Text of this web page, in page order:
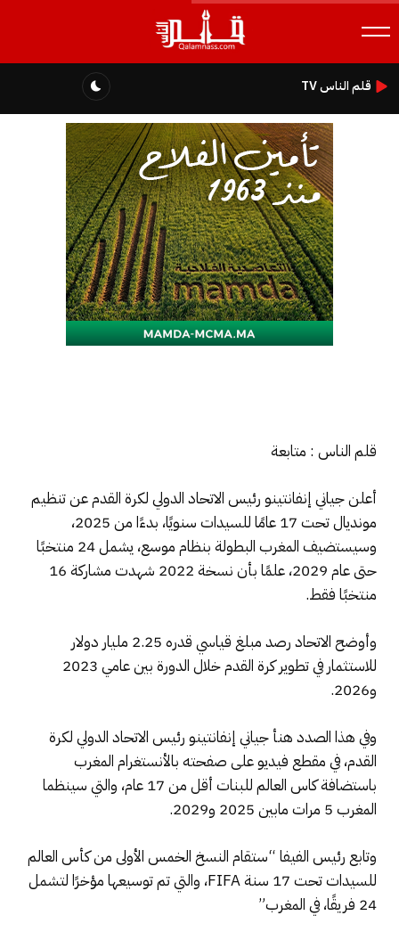
قلم الناس TV
قلم الناس : متابعة
أعلن جياني إنفانتينو رئيس الاتحاد الدولي لكرة القدم عن تنظيم
مونديال تحت 17 عامًا للسيدات سنويًا، بدءًا من 2025،
وسيستضيف المغرب البطولة بنظام موسع، يشمل 24 منتخبًا
حتى عام 2029، علمًا بأن نسخة 2022 شهدت مشاركة 16
منتخبًا فقط.
وأوضح الاتحاد رصد مبلغ قياسي قدره 2.25 مليار دولار
للاستثمار في تطوير كرة القدم خلال الدورة بين عامي 2023
و2026.
وفي هذا الصدد هنأ جياني إنفانتينو رئيس الاتحاد الدولي لكرة
القدم، في مقطع فيديو على صفحته بالأنستغرام المغرب
باستضافة كاس العالم للبنات أقل من 17 عام، والتي سينظما
المغرب 5 مرات مابين 2025 و2029.
وتابع رئيس الفيفا “ستقام النسخ الخمس الأولى من كأس العالم
للسيدات تحت 17 سنة FIFA، والتي تم توسيعها مؤخرًا لتشمل
24 فريقًا، في المغرب”